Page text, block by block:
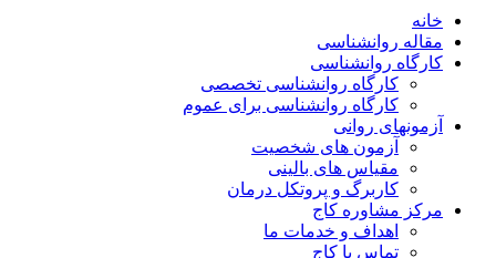
خانه
مقاله روانشناسی
کارگاه روانشناسی
کارگاه روانشناسی تخصصی
کارگاه روانشناسی برای عموم
آزمونهای روانی
آزمون های شخصیت
مقیاس های بالینی
کاربرگ و پروتکل درمان
مرکز مشاوره کاج
اهداف و خدمات ما
تماس با کاج